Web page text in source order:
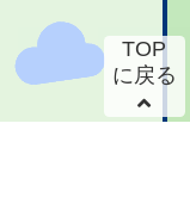
TOP
に戻る